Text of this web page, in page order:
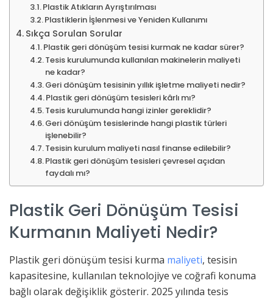
Plastik Atıkların Ayrıştırılması
Plastiklerin İşlenmesi ve Yeniden Kullanımı
Sıkça Sorulan Sorular
Plastik geri dönüşüm tesisi kurmak ne kadar sürer?
Tesis kurulumunda kullanılan makinelerin maliyeti
ne kadar?
Geri dönüşüm tesisinin yıllık işletme maliyeti nedir?
Plastik geri dönüşüm tesisleri kârlı mı?
Tesis kurulumunda hangi izinler gereklidir?
Geri dönüşüm tesislerinde hangi plastik türleri
işlenebilir?
Tesisin kurulum maliyeti nasıl finanse edilebilir?
Plastik geri dönüşüm tesisleri çevresel açıdan
faydalı mı?
Plastik Geri Dönüşüm Tesisi
Kurmanın Maliyeti Nedir?
Plastik geri dönüşüm tesisi kurma maliyeti, tesisin
kapasitesine, kullanılan teknolojiye ve coğrafi konuma
bağlı olarak değişiklik gösterir. 2025 yılında tesis